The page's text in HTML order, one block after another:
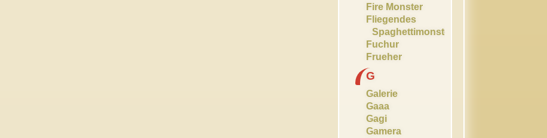
Fire Monster
Fliegendes
Spaghettimonster
Fuchur
Frueher
G
Galerie
Gaaa
Gagi
Gamera